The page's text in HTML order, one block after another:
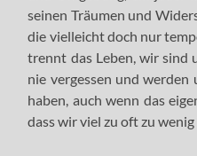
seinen Träumen und
die vielleicht doch nur
trennt das Leben, wir sind
nie vergessen und werden
haben, auch wenn das
dass wir viel zu oft zu wenig